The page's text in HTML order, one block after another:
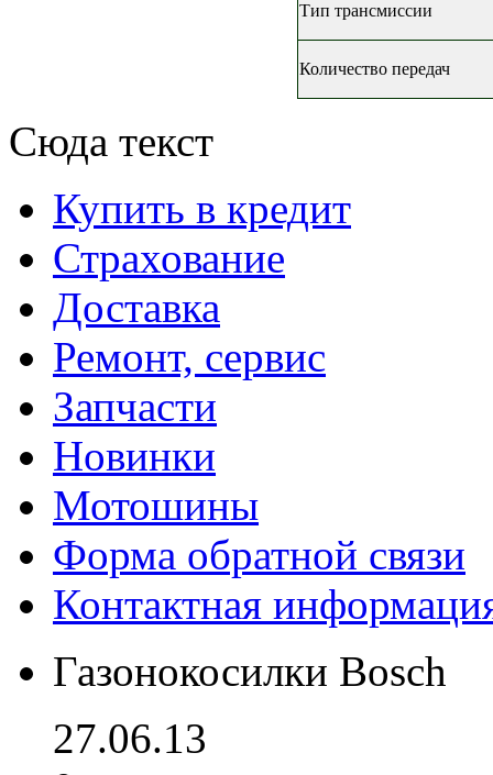
Тип трансмиссии
Количество передач
Сюда текст
Купить в кредит
Страхование
Доставка
Ремонт, сервис
Запчасти
Новинки
Мотошины
Форма обратной связи
Контактная
Газонокосилки Bosch
27.06.13